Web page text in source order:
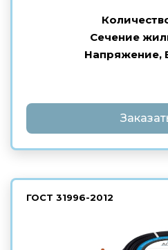
Сечение
Напряжение,
ГОСТ 31996-2012